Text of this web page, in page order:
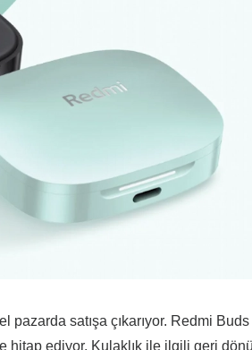
pazarda satışa çıkarıyor. Redmi
hitap ediyor. Kulaklık ile ilgili geri